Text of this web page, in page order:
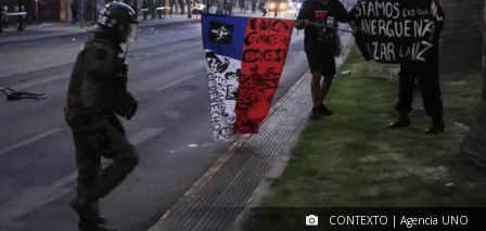
CONTEXTO | Agencia UNO